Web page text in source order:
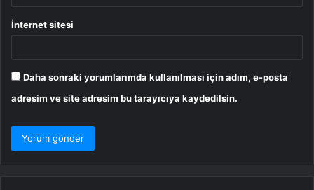
İnternet sitesi
Daha sonraki yorumlarımda kullanılması için adım, e-posta
adresim ve site adresim bu tarayıcıya kaydedilsin.